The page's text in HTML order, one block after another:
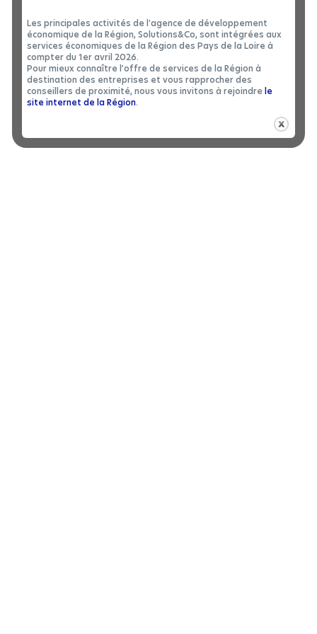
Les principales activités de l'agence de développement
économique de la Région, Solutions&Co, sont intégrées aux
services économiques de la Région des Pays de la Loire à
compter du 1er avril 2026.
Pour mieux connaître l’offre de services de la Région à
destination des entreprises et vous rapprocher des
conseillers de proximité, nous vous invitons à rejoindre le
site internet de la Région.